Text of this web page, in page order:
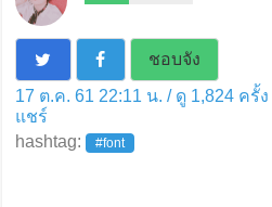
ชอบจัง
17 ต.ค. 61 22:11 น. / ดู 1,824 ครั้
แชร์
hashtag:
#font